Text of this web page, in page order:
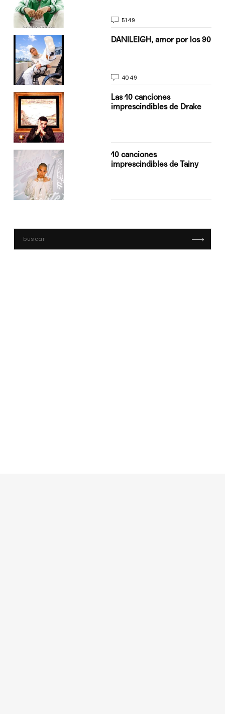
5149
DANILEIGH, amor por los 90
4049
Las 10 canciones
imprescindibles de Drake
10 canciones
imprescindibles de Tainy